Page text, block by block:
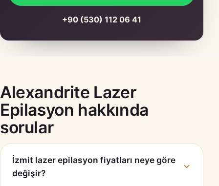
+90 (530) 112 06 41
Alexandrite Lazer
Epilasyon hakkında
sorular
İzmit lazer epilasyon fiyatları neye göre
değişir?